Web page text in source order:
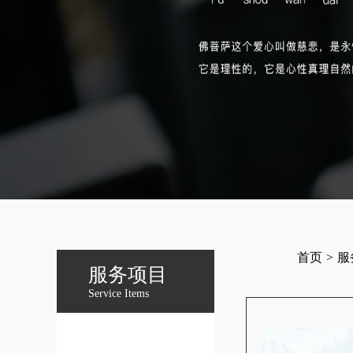
服务项目
Service Items
首页 >